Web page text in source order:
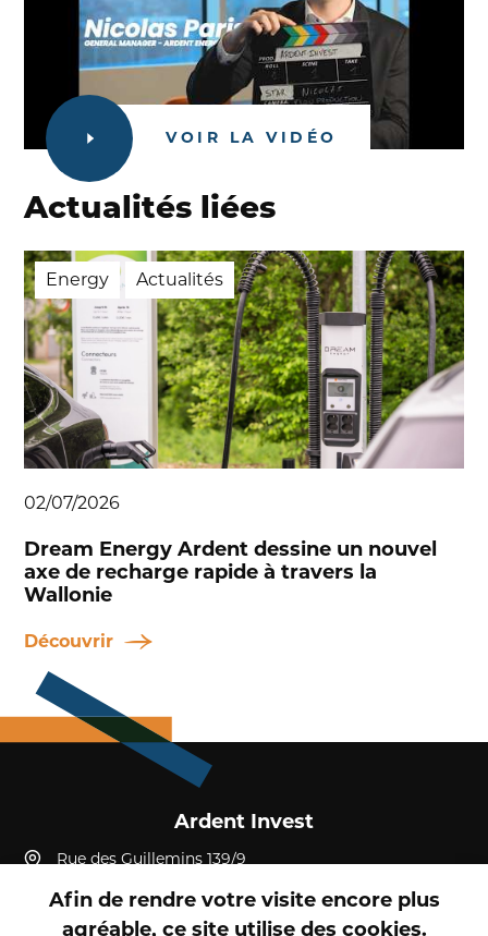
VOIR LA VIDÉO
Actualités liées
Energy Actualités
02/07/2026
Dream Energy Ardent dessine un nouvel
axe de recharge rapide à travers la
Wallonie
Découvrir
Ardent Invest
Rue des Guillemins 139/9
Belgique
Afin de rendre votre visite encore plus
agréable, ce site utilise des cookies.